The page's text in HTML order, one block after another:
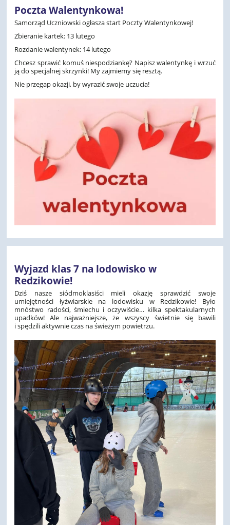
Poczta Walentynkowa!
Samorząd Uczniowski ogłasza start Poczty Walentynkowej!
Zbieranie kartek: 13 lutego
Rozdanie walentynek: 14 lutego
Chcesz sprawić komuś niespodziankę? Napisz walentynkę i wrzuć
ją do specjalnej skrzynki! My zajmiemy się resztą.
Nie przegap okazji, by wyrazić swoje uczucia!
Wyjazd klas 7 na lodowisko w
Redzikowie!
Dziś nasze siódmoklasiści mieli okazję sprawdzić swoje
umiejętności łyżwiarskie na lodowisku w Redzikowie! Było
mnóstwo radości, śmiechu i oczywiście… kilka spektakularnych
upadków! Ale najważniejsze, że wszyscy świetnie się bawili
i spędzili aktywnie czas na świeżym powietrzu.